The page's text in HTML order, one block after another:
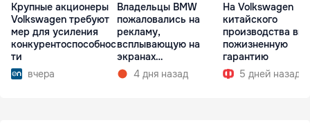
Крупные акционеры
Volkswagen требуют
мер для усиления
конкурентоспособнос
ти
вчера
Владельцы BMW
пожаловались на
рекламу,
всплывающую на
экранах
мультимедиа при
запуске
4 дня назад
На Volkswagen
китайского
производства
пожизненную
гарантию
5 дней назад